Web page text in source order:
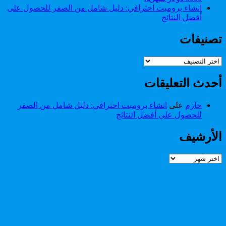
انشاء برومبت احترافي: دليل شامل من الصفر للحصول على
أفضل النتائج
تصنيفات
تصنيفات
أحدث التعليقات
حازم على انشاء برومبت احترافي: دليل شامل من الصفر
للحصول على أفضل النتائج
الأرشيف
الأرشيف